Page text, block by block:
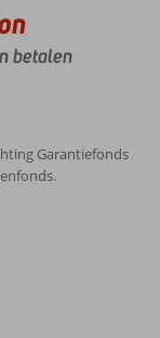
betalen
Garantiefonds